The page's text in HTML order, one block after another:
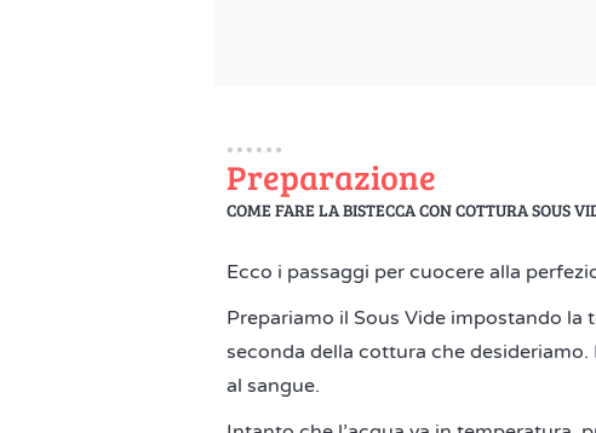
Preparazione
COME FARE LA BISTECCA CON COTTURA SOUS
Ecco i passaggi per cuocere alla
Prepariamo il Sous Vide impostando la
seconda della cottura che
al sangue.